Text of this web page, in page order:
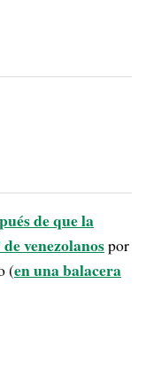
de que la
venezolanospor
(en una balacera